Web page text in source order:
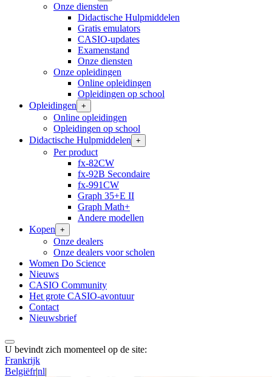
Onze diensten
Didactische Hulpmiddelen
Gratis emulators
CASIO-updates
Examenstand
Onze diensten
Onze opleidingen
Online opleidingen
Opleidingen op school
Opleidingen +
Online opleidingen
Opleidingen op school
Didactische Hulpmiddelen +
Per product
fx-82CW
fx-92B Secondaire
fx-991CW
Graph 35+E II
Graph Math+
Andere modellen
Kopen +
Onze dealers
Onze dealers voor scholen
Women Do Science
Nieuws
CASIO Community
Het grote CASIO-avontuur
Contact
Nieuwsbrief
U bevindt zich momenteel op de site:
Frankrijk
Belgiëfr|nl|